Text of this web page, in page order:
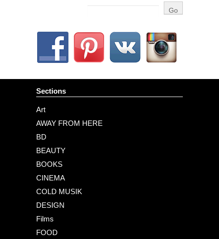
Sections
Art
AWAY FROM HERE
BD
BEAUTY
BOOKS
CINEMA
COLD MUSIK
DESIGN
Films
FOOD